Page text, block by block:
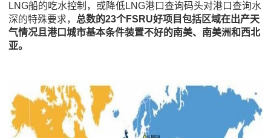
LNG船的吃水控制，或降低LNG港口查询码头对港口查询水
深的特殊要求， 总数的23个FSRU好项目包括区域在出产天
气情况且港口城市基本条件装置不好的南美、南美洲和西北
亚。